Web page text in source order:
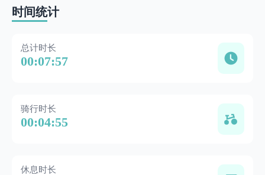
时间统计
总计时长
00:07:57
骑行时长
00:04:55
休息时长